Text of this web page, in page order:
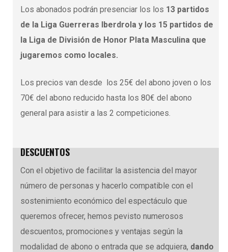
Los abonados podrán presenciar los los 13 partidos
de la Liga Guerreras Iberdrola y los 15 partidos de
la Liga de División de Honor Plata Masculina que
jugaremos como locales.
Los precios van desde los 25€ del abono joven o los
70€ del abono reducido hasta los 80€ del abono
general para asistir a las 2 competiciones.
DESCUENTOS
Con el objetivo de facilitar la asistencia del mayor
número de personas y hacerlo compatible con el
sostenimiento económico del espectáculo que
queremos ofrecer, hemos pevisto numerosos
descuentos, promociones y ventajas según la
modalidad de abono o entrada que se adquiera, dando